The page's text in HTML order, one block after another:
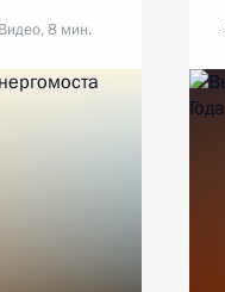
Видео, 8 мин.